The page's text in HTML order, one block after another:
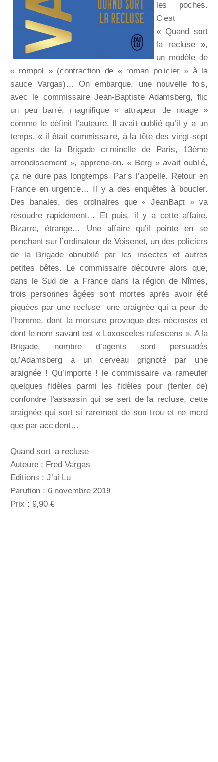
les poches.
C’est
« Quand sort
la recluse »,
un modèle de
« rompol » (contraction de « roman policier » à la
sauce Vargas)… On embarque, une nouvelle fois,
avec le commissaire Jean-Baptiste Adamsberg, flic
un peu barré, magnifique « attrapeur de nuage »
comme le définit l’auteure. Il avait oublié qu’il y a un
temps, « il était commissaire, à la tête des vingt-sept
agents de la Brigade criminelle de Paris, 13ème
arrondissement », apprend-on. « Berg » avait oublié,
ça ne dure pas longtemps, Paris l’appelle. Retour en
France en urgence… Il y a des enquêtes à boucler.
Des banales, des ordinaires que « JeanBapt » va
résoudre rapidement… Et puis, il y a cette affaire.
Bizarre, étrange… Une affaire qu’il pointe en se
penchant sur l’ordinateur de Voisenet, un des policiers
de la Brigade obnubilé par les insectes et autres
petites bêtes. Le commissaire découvre alors que,
dans le Sud de la France dans la région de Nîmes,
trois personnes âgées sont mortes après avoir été
piquées par une recluse- une araignée qui a peur de
l’homme, dont la morsure provoque des nécroses et
dont le nom savant est « Loxosceles rufescens ». A la
Brigade, nombre d’agents sont persuadés
qu’Adamsberg a un cerveau grignoté par une
araignée ! Qu’importe ! le commissaire va rameuter
quelques fidèles parmi les fidèles pour (tenter de)
confondre l’assassin qui se sert de la recluse, cette
araignée qui sort si rarement de son trou et ne mord
que par accident…
Quand sort la recluse
Auteure : Fred Vargas
Editions : J’ai Lu
Parution : 6 novembre 2019
Prix : 9,90 €